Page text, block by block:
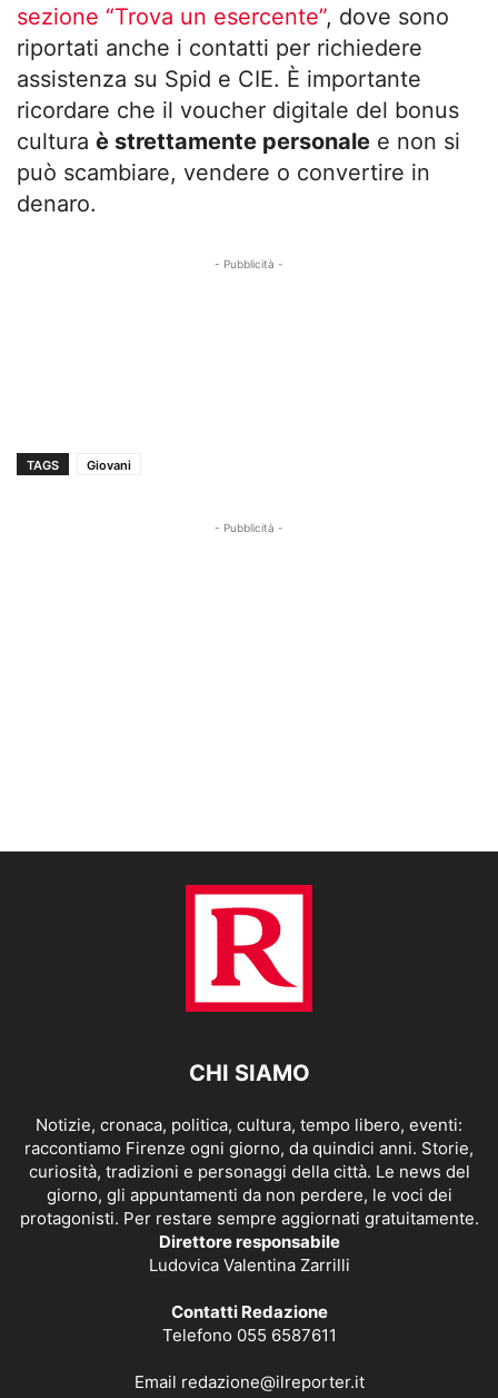
sezione “Trova un esercente”, dove sono
riportati anche i contatti per richiedere
assistenza su Spid e CIE. È importante
ricordare che il voucher digitale del bonus
cultura è strettamente personale e non si
può scambiare, vendere o convertire in
denaro.
- Pubblicità -
TAGS Giovani
- Pubblicità -
CHI SIAMO
Notizie, cronaca, politica, cultura, tempo libero, eventi:
raccontiamo Firenze ogni giorno, da quindici anni. Storie,
curiosità, tradizioni e personaggi della città. Le news del
giorno, gli appuntamenti da non perdere, le voci dei
protagonisti. Per restare sempre aggiornati gratuitamente.
Direttore responsabile
Ludovica Valentina Zarrilli
Contatti Redazione
Telefono 055 6587611
Email redazione@ilreporter.it